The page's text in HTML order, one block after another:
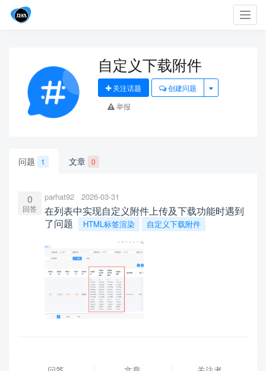
自定义下载附件
关注话题
创建问题
举报
问题 1 文章 0
0
回答
parhat92 2026-03-31
在列表中实现自定义附件上传及下载功能时遇到
了问题
HTML标签渲染 自定义下载附件